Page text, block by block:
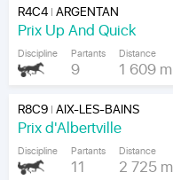
R4C4|ARGENTAN
Prix Up And Quick
Discipline Partants
9
Distance
1 609 m
R8C9|AIX-LES-BAINS
Prix d'Albertville
Discipline Partants
11
Distance
2 725 m